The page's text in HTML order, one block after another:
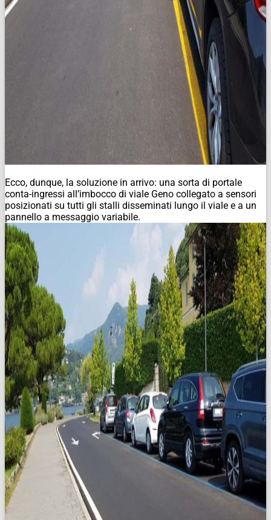
Ecco, dunque, la soluzione in arrivo: una sorta di portale
conta-ingressi all’imbocco di viale Geno collegato a sensori
posizionati su tutti gli stalli disseminati lungo il viale e a un
pannello a messaggio variabile.